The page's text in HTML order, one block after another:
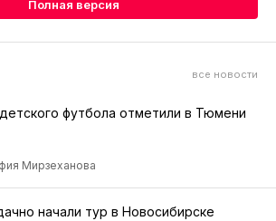
Полная версия
все новости
футбола отметили в Тюмени
Мирзеханова
начали тур в Новосибирске